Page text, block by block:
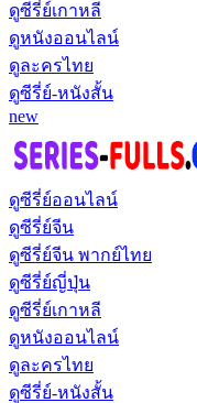
ดูซีรี่ย์เกาหลี
ดูหนังออนไลน์
ดูละครไทย
ดูซีรี่ย์-หนังสั้น
new
ดูซีรี่ย์ออนไลน์
ดูซีรี่ย์จีน
ดูซีรี่ย์จีน พากย์ไทย
ดูซีรี่ย์ญี่ปุ่น
ดูซีรี่ย์เกาหลี
ดูหนังออนไลน์
ดูละครไทย
ดูซีรี่ย์-หนังสั้น